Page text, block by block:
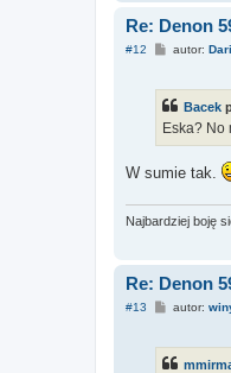
Re: Denon
#12
P
t
autor:
Bacek
Eska? No
W sumie tak.
Najbardziej boję
Re: Denon
#13
P
t
autor: